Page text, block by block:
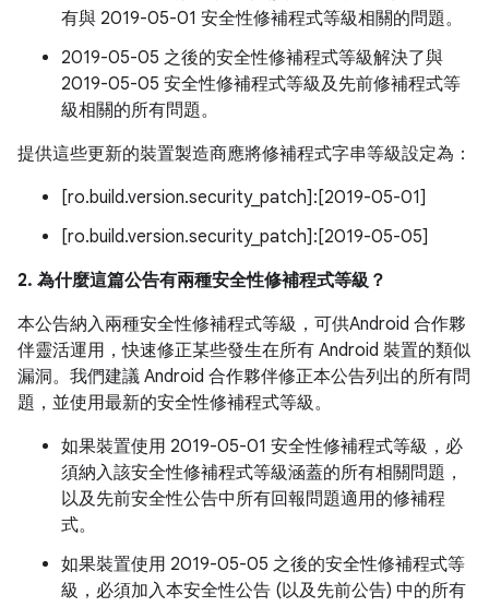
有與 2019-05-01 安全性修補程式等級相關的問題。
2019-05-05 之後的安全性修補程式等級解決了與
2019-05-05 安全性修補程式等級及先前修補程式等
級相關的所有問題。
提供這些更新的裝置製造商應將修補程式字串等級設定為：
[ro.build.version.security_patch]:[2019-05-01]
[ro.build.version.security_patch]:[2019-05-05]
2. 為什麼這篇公告有兩種安全性修補程式等級？
本公告納入兩種安全性修補程式等級，可供Android 合作夥
伴靈活運用，快速修正某些發生在所有 Android 裝置的類似
漏洞。我們建議 Android 合作夥伴修正本公告列出的所有問
題，並使用最新的安全性修補程式等級。
如果裝置使用 2019-05-01 安全性修補程式等級，必
須納入該安全性修補程式等級涵蓋的所有相關問題，
以及先前安全性公告中所有回報問題適用的修補程
式。
如果裝置使用 2019-05-05 之後的安全性修補程式等
級，必須加入本安全性公告 (以及先前公告) 中的所有